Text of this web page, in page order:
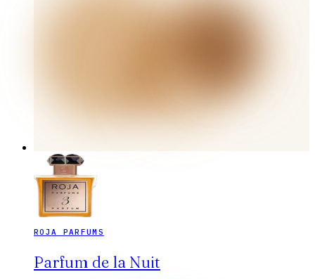
ROJA PARFUMS
Parfum de la Nuit